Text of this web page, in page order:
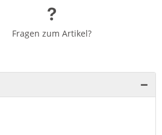
Fragen zum Artikel?